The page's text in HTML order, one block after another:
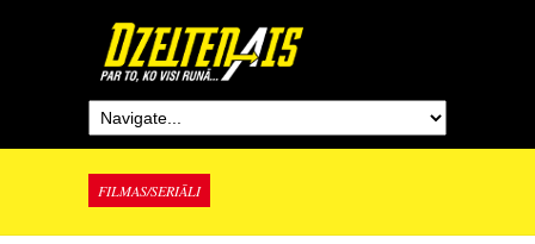
FILMAS/SERIĀLI